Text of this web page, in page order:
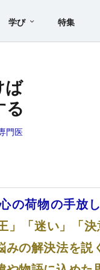
学び 特集
ば
る
門医
の荷物の手放し
」「迷い」「
の解決法を